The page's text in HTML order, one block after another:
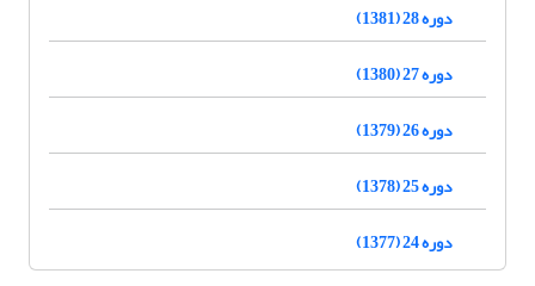
دوره 28 (1381)
دوره 27 (1380)
دوره 26 (1379)
دوره 25 (1378)
دوره 24 (1377)